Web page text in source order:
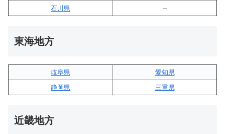
石川県
–
東海地方
岐阜県
愛知県
静岡県
三重県
近畿地方